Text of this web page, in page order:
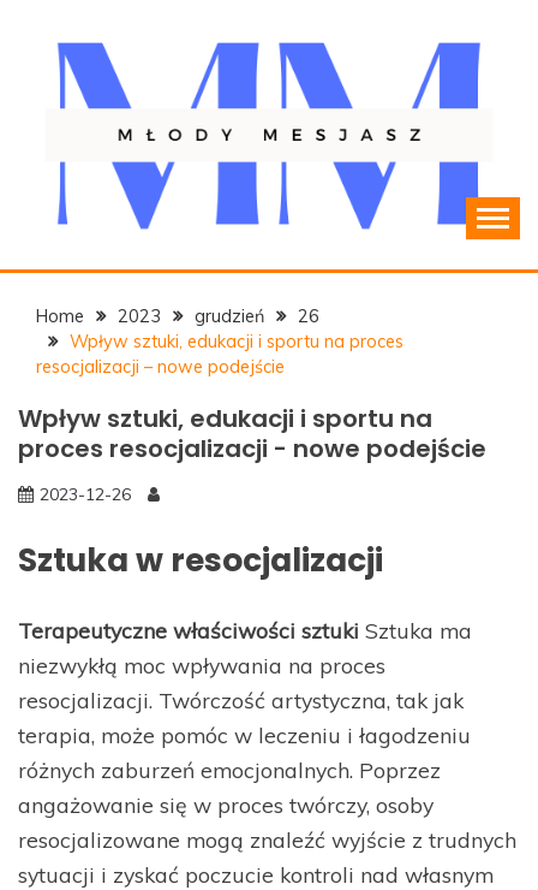
content
MLODYMESJASZ.PL
Home 2023 grudzień
26
Wpływ sztuki, edukacji i sportu na proces
resocjalizacji – nowe podejście
Wpływ sztuki, edukacji i sportu na
proces resocjalizacji - nowe podejście
2023-12-26
Sztuka w resocjalizacji
Terapeutyczne właściwości sztuki Sztuka ma
niezwykłą moc wpływania na proces
resocjalizacji. Twórczość artystyczna, tak jak
terapia, może pomóc w leczeniu i łagodzeniu
różnych zaburzeń emocjonalnych. Poprzez
angażowanie się w proces twórczy, osoby
resocjalizowane mogą znaleźć wyjście z trudnych
sytuacji i zyskać poczucie kontroli nad własnym